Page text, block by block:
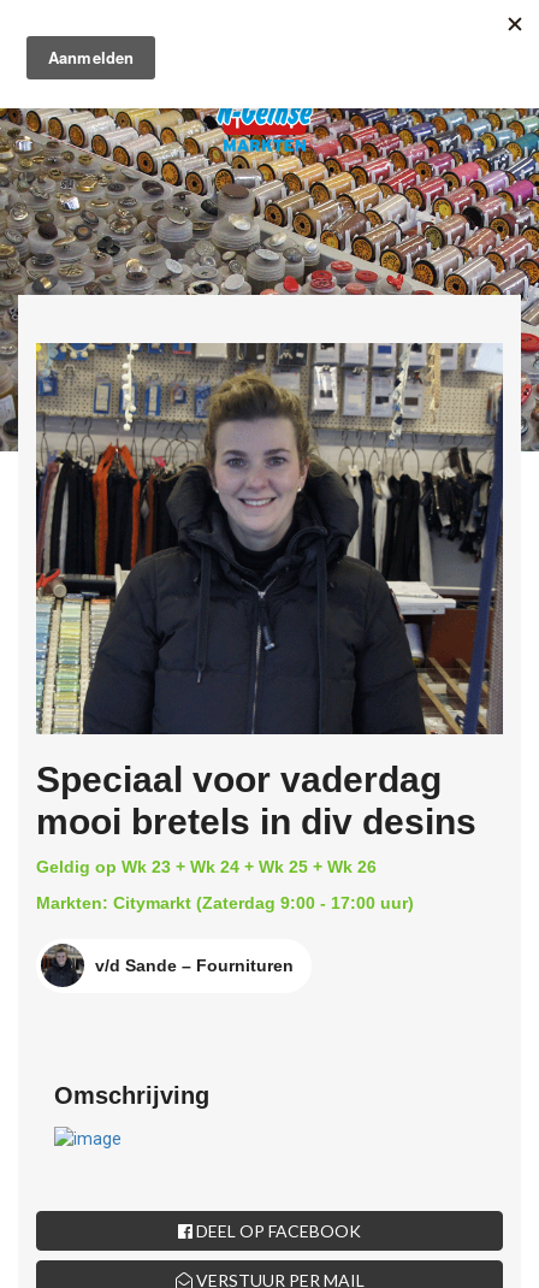
Speciaal voor vaderdag
mooi bretels in div desins
Geldig op Wk 23 + Wk 24 + Wk 25 + Wk 26
Markten: Citymarkt (Zaterdag 9:00 - 17:00 uur)
v/d Sande – Fournituren
Omschrijving
DEEL OP FACEBOOK
VERSTUUR PER MAIL